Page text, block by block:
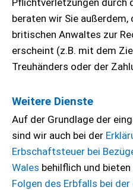
Pflichtverletzungen durch
beraten wir Sie
britischen Anwaltes zur
erscheint (z.B. mit dem
Treuhänders oder der
Weitere Dienste
Auf der Grundlage der
sind wir auch bei der
Erbschaftsteuer bei
Wales behilflich und bieten
Folgen des Erbfalls bei